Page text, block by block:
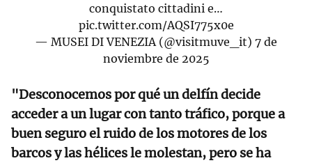
conquistato cittadini e…
pic.twitter.com/AQSI775x0e
— MUSEI DI VENEZIA (@visitmuve_it) 7 de
noviembre de 2025
"Desconocemos por qué un delfín decide
acceder a un lugar con tanto tráfico, porque a
buen seguro el ruido de los motores de los
barcos y las hélices le molestan, pero se ha